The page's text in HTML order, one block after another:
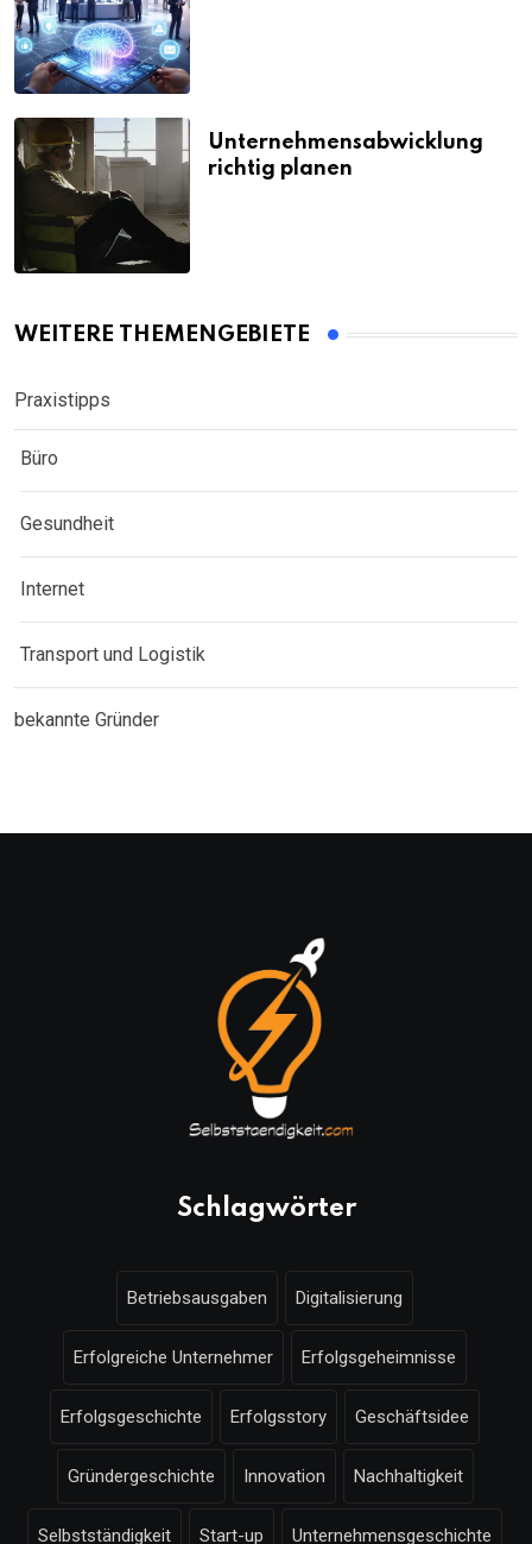
Unternehmensabwicklung
richtig planen
WEITERE THEMENGEBIETE
Praxistipps
Büro
Gesundheit
Internet
Transport und Logistik
bekannte Gründer
Schlagwörter
Betriebsausgaben Digitalisierung
Erfolgreiche Unternehmer Erfolgsgeheimnisse
Erfolgsgeschichte Erfolgsstory Geschäftsidee
Gründergeschichte Innovation Nachhaltigkeit
Selbstständigkeit Start-up Unternehmensgeschichte